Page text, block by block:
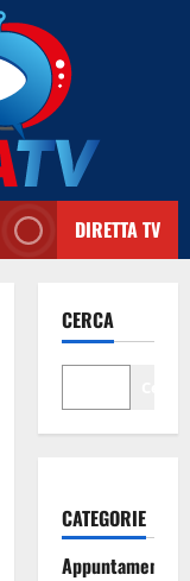
DIRETTA TV
CERCA
CATEGORIE
Appuntamenti